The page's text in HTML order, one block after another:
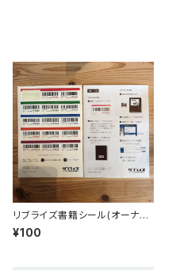
リブライズ書籍シール(オーナー
限定)
¥100